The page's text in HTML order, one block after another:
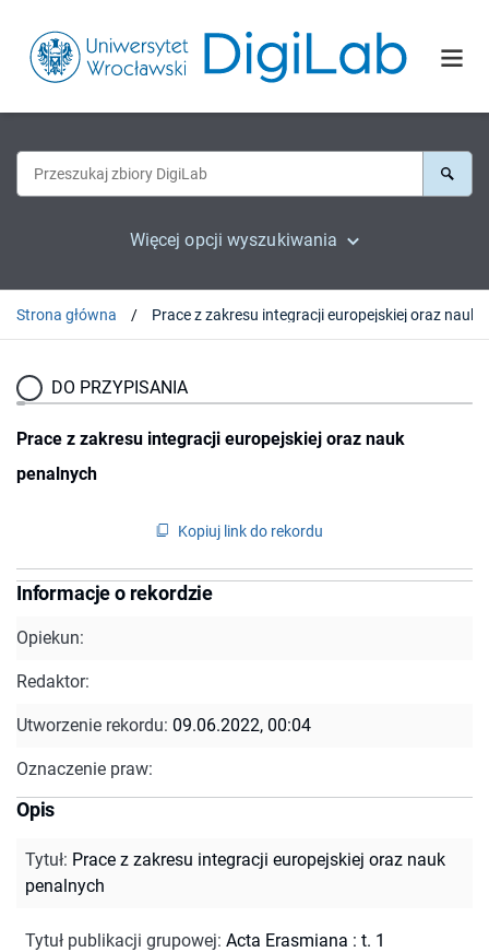
Więcej opcji wyszukiwania
Strona główna
DO PRZYPISANIA
Prace z zakresu integracji europejskiej oraz nauk
penalnych
Kopiuj link do rekordu
Informacje o rekordzie
Opiekun:
Redaktor:
Utworzenie rekordu: 09.06.2022, 00:04
Oznaczenie praw:
Opis
Tytuł: Prace z zakresu integracji europejskiej oraz nauk
penalnych
Tytuł publikacji grupowej: Acta Erasmiana : t. 1